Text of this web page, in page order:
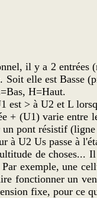
il y a 2 entrées
Soit elle est Basse
H=Haut.
est > à U2 et L
+ (U1) varie entre
pont résistif
à U2 Us passe à
de choses...
exemple, une
fonctionner un
fixe, pour ce